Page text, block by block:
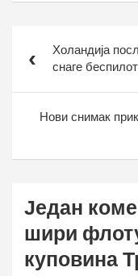
чланкаХоландија
снаге
Нови снимак
Један
шири
куповина